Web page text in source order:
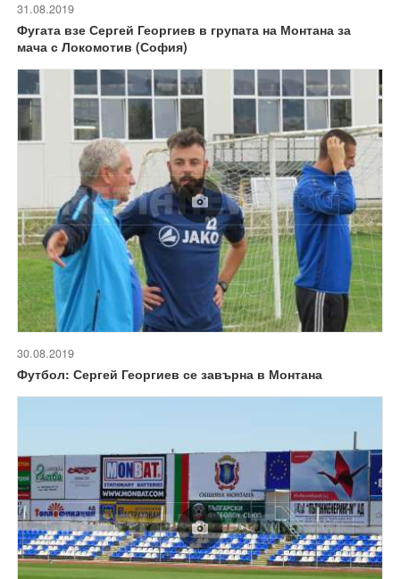
31.08.2019
Фугата взе Сергей Георгиев в групата на Монтана за
мача с Локомотив (София)
30.08.2019
Футбол: Сергей Георгиев се завърна в Монтана